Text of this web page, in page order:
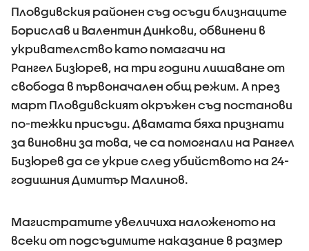
Пловдивския районен съд осъди близнаците
Борислав и Валентин Динкови, обвинени в
укривателство като помагачи на
Рангел Бизюрев, на три години лишаване от
свобода в първоначален общ режим. А през
март Пловдивският окръжен съд постанови
по-тежки присъди. Двамата бяха признати
за виновни за това, че са помогнали на Рангел
Бизюрев да се укрие след убийството на 24-
годишния Димитър Малинов.
Магистратите увеличиха наложеното на
всеки от подсъдимите наказание в размер